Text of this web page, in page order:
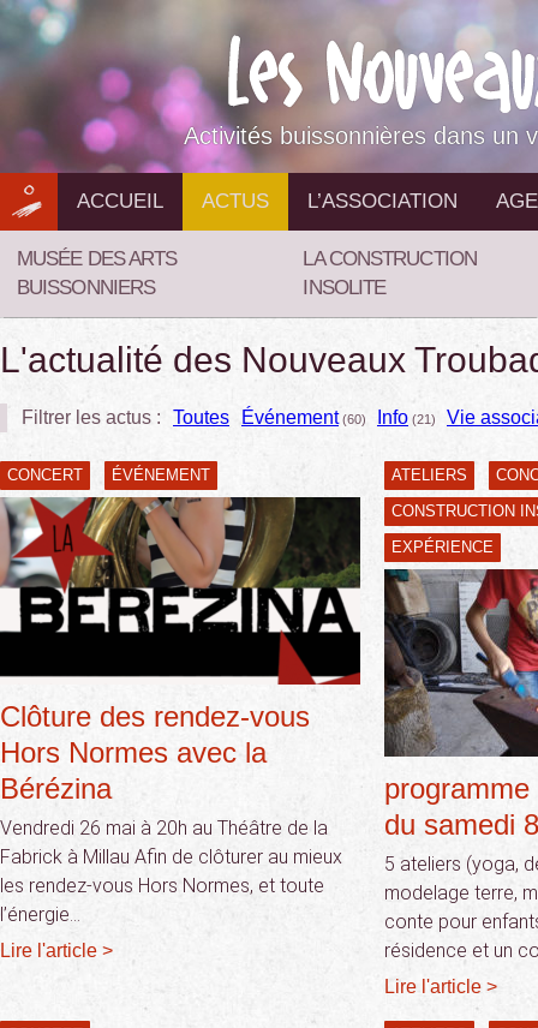
Aller
au
contenu
Activités buissonnières dans un
ACCUEIL ACTUS L’ASSOCIATION
MUSÉE DES ARTS
BUISSONNIERS
LA CONSTRUCTION
INSOLITE
L'actualité des Nouveaux
Filtrer les actus : Toutes Événement(60) Info (21) Vie
CONCERT ÉVÉNEMENT
Clôture des rendez-vous
Hors Normes avec la
Bérézina
Vendredi 26 mai à 20h au Théâtre de la
Fabrick à Millau Afin de clôturer au mieux
les rendez-vous Hors Normes, et toute
l’énergie…
Lire l'article >
ATELIERS
CONSTRUCTION
EXPÉRIENCE
du samedi
5 ateliers (yoga,
modelage terre,
conte pour
résidence et un
Lire l'article >